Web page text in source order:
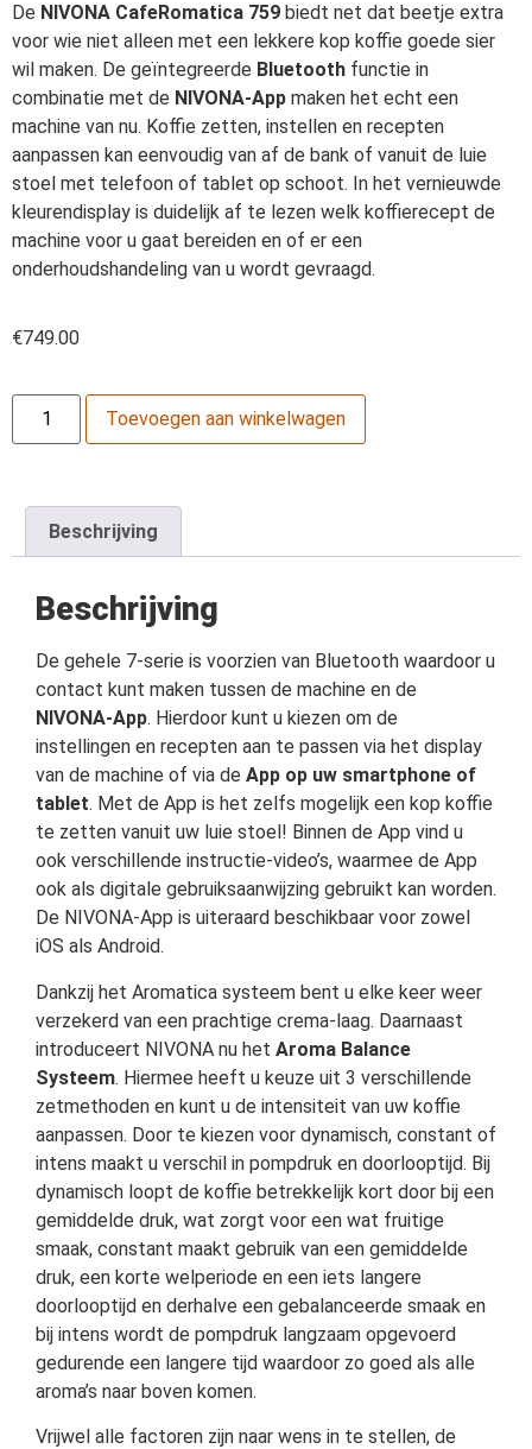
De NIVONA CafeRomatica 759 biedt net dat beetje extra
voor wie niet alleen met een lekkere kop koffie goede sier
wil maken. De geïntegreerde Bluetooth functie in
combinatie met de NIVONA-App maken het echt een
machine van nu. Koffie zetten, instellen en recepten
aanpassen kan eenvoudig van af de bank of vanuit de luie
stoel met telefoon of tablet op schoot. In het vernieuwde
kleurendisplay is duidelijk af te lezen welk koffierecept de
machine voor u gaat bereiden en of er een
onderhoudshandeling van u wordt gevraagd.
€749.00
Toevoegen aan winkelwagen
Beschrijving
Beschrijving
De gehele 7-serie is voorzien van Bluetooth waardoor u
contact kunt maken tussen de machine en de
NIVONA-App. Hierdoor kunt u kiezen om de
instellingen en recepten aan te passen via het display
van de machine of via de App op uw smartphone of
tablet. Met de App is het zelfs mogelijk een kop koffie
te zetten vanuit uw luie stoel! Binnen de App vind u
ook verschillende instructie-video’s, waarmee de App
ook als digitale gebruiksaanwijzing gebruikt kan worden.
De NIVONA-App is uiteraard beschikbaar voor zowel
iOS als Android.
Dankzij het Aromatica systeem bent u elke keer weer
verzekerd van een prachtige crema-laag. Daarnaast
introduceert NIVONA nu het Aroma Balance
Systeem. Hiermee heeft u keuze uit 3 verschillende
zetmethoden en kunt u de intensiteit van uw koffie
aanpassen. Door te kiezen voor dynamisch, constant of
intens maakt u verschil in pompdruk en doorlooptijd. Bij
dynamisch loopt de koffie betrekkelijk kort door bij een
gemiddelde druk, wat zorgt voor een wat fruitige
smaak, constant maakt gebruik van een gemiddelde
druk, een korte welperiode en een iets langere
doorlooptijd en derhalve een gebalanceerde smaak en
bij intens wordt de pompdruk langzaam opgevoerd
gedurende een langere tijd waardoor zo goed als alle
aroma’s naar boven komen.
Vrijwel alle factoren zijn naar wens in te stellen, de